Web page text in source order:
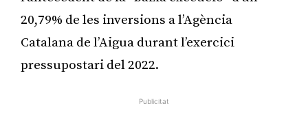
20,79% de les inversions a l’Agència
Catalana de l’Aigua durant l’exercici
pressupostari del 2022.
Publicitat